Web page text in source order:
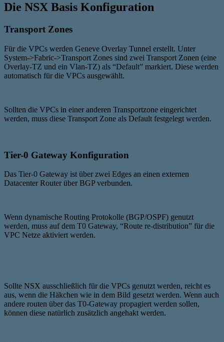
Die NSX Basis Konfiguration
Transport Zones
Für die VPCs werden Geneve Overlay Tunnel erstellt. Unter
System->Fabric->Transport Zones sind zwei Transport Zonen (eine
Overlay-TZ und ein Vlan-TZ) als “Default” markiert. Diese werden
automatisch für die VPCs ausgewählt.
Sollten die VPCs in einer anderen Transportzone eingerichtet
werden, muss diese Transport Zone als Default festgelegt werden.
Tier-0 Gateway Konfiguration
Das Tier-0 Gateway ist über zwei Edges an einen externen
Datacenter Router über BGP verbunden.
Wenn dynamische Routing Protokolle (BGP/OSPF) genutzt
werden, muss auf dem T0 Gateway, “Route re-distribution” für die
VPC Netze aktiviert werden.
Sollte NSX ausschließlich für die VPCs genutzt werden, reicht es
aus, wenn die Häkchen wie in dem Bild gesetzt werden. Wenn auch
andere routen über das T0-Gateway propagiert werden sollen,
können diese natürlich zusätzlich angehakt werden.